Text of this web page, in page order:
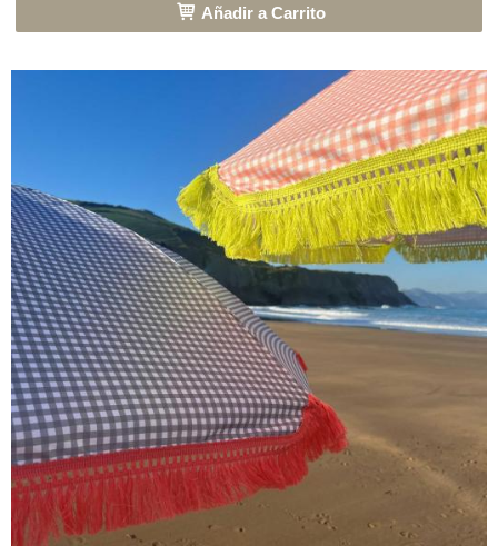
Añadir a Carrito